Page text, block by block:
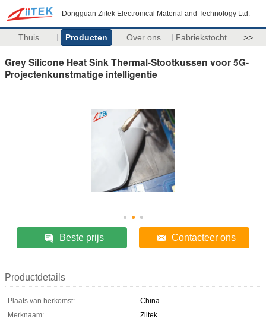
Dongguan Ziitek Electronical Material and Technology Ltd.
Thuis Producten Over ons Fabriekstocht >>
Grey Silicone Heat Sink Thermal-Stootkussen voor 5G-
Projectenkunstmatige intelligentie
Beste prijs Contacteer ons
Productdetails
Plaats van herkomst:
China
Merknaam:
Ziitek